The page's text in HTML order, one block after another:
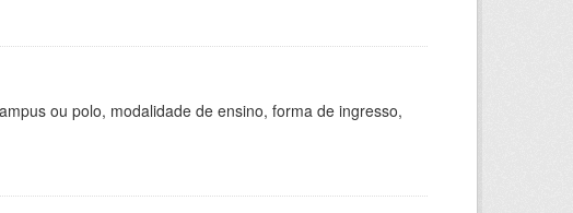
ou polo, modalidade de ensino, forma de ingresso,